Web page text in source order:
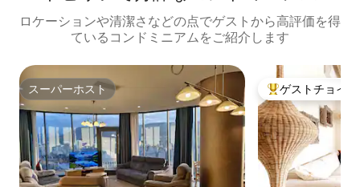
ロケーションや清潔さなどの点でゲストから高評価を得
ているコンドミニアムをご紹介します
スーパーホスト
スーパーホスト 大好評のゲスト
ゲストチョイス